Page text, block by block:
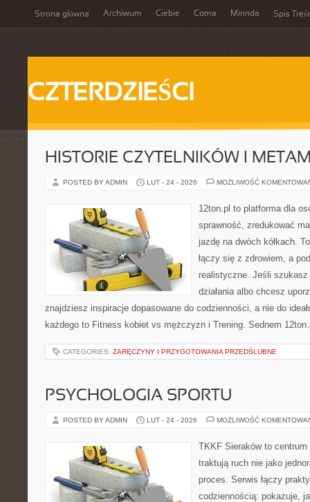
Strona główna Archiwum Ciebie Coma Mirinda Spis
CZTERDZIEŚCI
HISTORIE CZYTELNIKÓW I
POSTED BY ADMIN LUT - 24 - 2026 MOŻLIWOŚĆ
12ton.pl to platforma dla
sprawność, zredukować
jazdę na dwóch kółkach.
łączy się z zdrowiem, a
realistyczne. Jeśli
działania albo chcesz
znajdziesz inspiracje dopasowane do codzienności, a nie do
każdego to Fitness kobiet vs mężczyzn i Trening. Sednem
CATEGORIES: ZARĘCZYNY I PRZYGOTOWANIA PRZEDŚLUBNE
PSYCHOLOGIA SPORTU
POSTED BY ADMIN LUT - 24 - 2026 MOŻLIWOŚĆ
TKKF Sieraków to
traktują ruch nie jako
proces. Serwis łączy
codziennością: pokazuje,